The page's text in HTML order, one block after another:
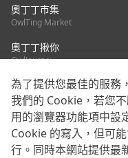
奧丁丁市集
OwlTing Market
奧丁丁揪你
OwlJourney
聯絡我們
客服信箱：
服務信箱 / 廣告洽詢：
為了提供您最佳的服務
我們的 Cookie，若您
用的瀏覽器功能項中設
Cookie 的寫入，但可
行。同時本網站提供最